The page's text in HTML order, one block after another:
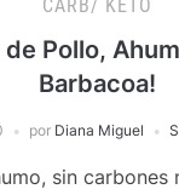
CARB/ KETO
Pollo,
Barbacoa!
por Diana Miguel
sin carbones